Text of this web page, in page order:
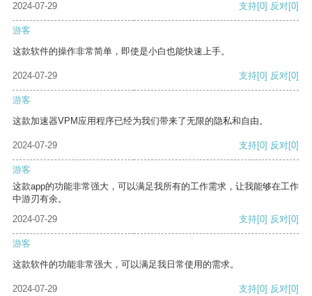
2024-07-29 支持[0] 反对[0]
游客
这款软件的操作非常简单，即使是小白也能快速上手。
2024-07-29 支持[0] 反对[0]
游客
这款加速器VPM应用程序已经为我们带来了无限的隐私和自由。
2024-07-29 支持[0] 反对[0]
游客
这款app的功能非常强大，可以满足我所有的工作需求，让我能够在工作
中游刃有余。
2024-07-29
支持[0] 反对[0]
游客
这款软件的功能非常强大，可以满足我日常使用的需求。
2024-07-29 支持[0] 反对[0]